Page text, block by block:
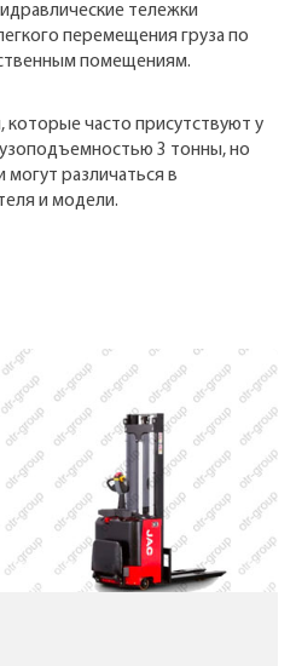
тележки
перемещения груза по
помещениям.
часто присутствуют у
3 тонны, но
могут различаться в
и модели.